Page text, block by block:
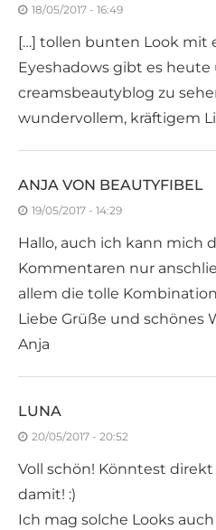
18/05/2017 - 16:49
[…] tollen bunten Look mit
Eyeshadows gibt es heute
creamsbeautyblog zu
wundervollem, kräftigem
ANJA VON BEAUTYFIBEL
19/05/2017 - 14:29
Hallo, auch ich kann mich
Kommentaren nur
allem die tolle
Liebe Grüße und schönes
Anja
LUNA
20/05/2017 - 20:52
Voll schön! Könntest
damit! :)
Ich mag solche Looks